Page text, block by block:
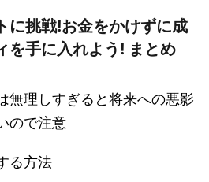
に挑戦!お金をかけずに成
を手に入れよう! まとめ
無理しすぎると将来への悪影
ので注意
る方法